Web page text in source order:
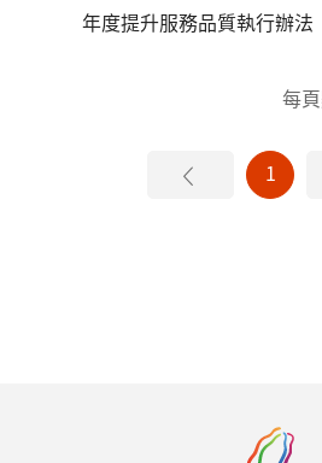
年度提升服務品質執行辦法
每
1